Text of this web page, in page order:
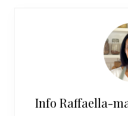
Info Raffaella-